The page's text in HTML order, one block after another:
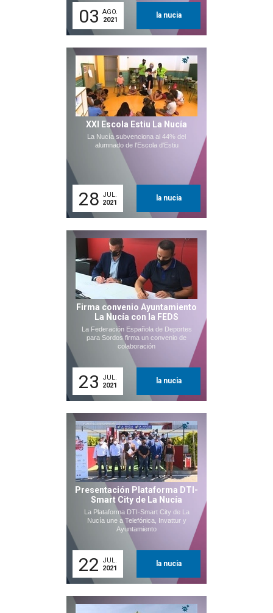
03 AGO.
2021
la nucia
XXI Escola Estiu La Nucía
La Nucía subvenciona al 44% del
alumnado de l'Escola d'Estiu
28 JUL.
2021
la nucia
Firma convenio Ayuntamiento
La Nucía con la FEDS
La Federación Española de Deportes
para Sordos firma un convenio de
colaboración
23
JUL.
2021
la nucia
Presentación Plataforma DTI-
Smart City de La Nucía
La Plataforma DTI-Smart City de La
Nucía une a Telefónica, Invattur y
Ayuntamiento
22
JUL.
2021
la nucia